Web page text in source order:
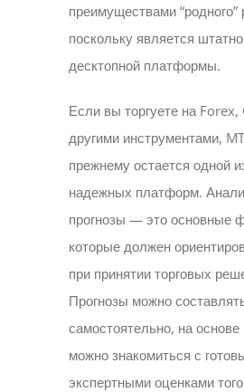
преимуществами
поскольку является
десктопной платформы.
Если вы торгуете на Forex,
другими инструментами,
прежнему остается одной
надежных платформ.
прогнозы — это основные
которые должен
при принятии торговых
Прогнозы можно
самостоятельно, на основе
можно знакомиться с
экспертными оценками